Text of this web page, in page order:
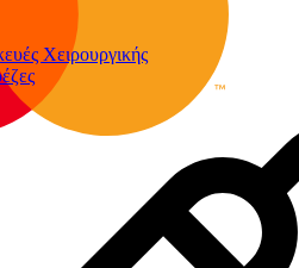
Χειρουργικής